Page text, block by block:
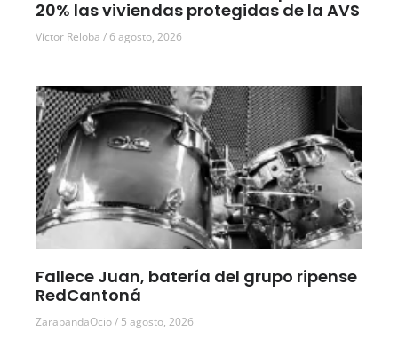
20% las viviendas protegidas de la AVS
Víctor Reloba 6 agosto, 2026
Fallece Juan, batería del grupo ripense
RedCantoná
ZarabandaOcio 5 agosto, 2026